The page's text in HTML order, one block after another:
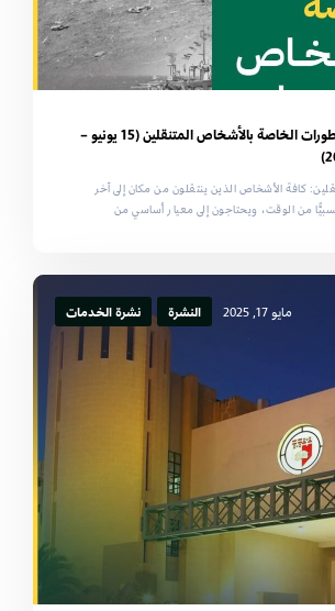
الأحداث والتطورات الخاصة بالأشخاص المتنقلين (15 يونيو –
كافة الأشخاص الذين ينتقلون من مكان إلى آخر
من الوقت، ويحتاجون إلى معيار أساسي من
مايو 17, 2025 النشرة نشرة الخدمات